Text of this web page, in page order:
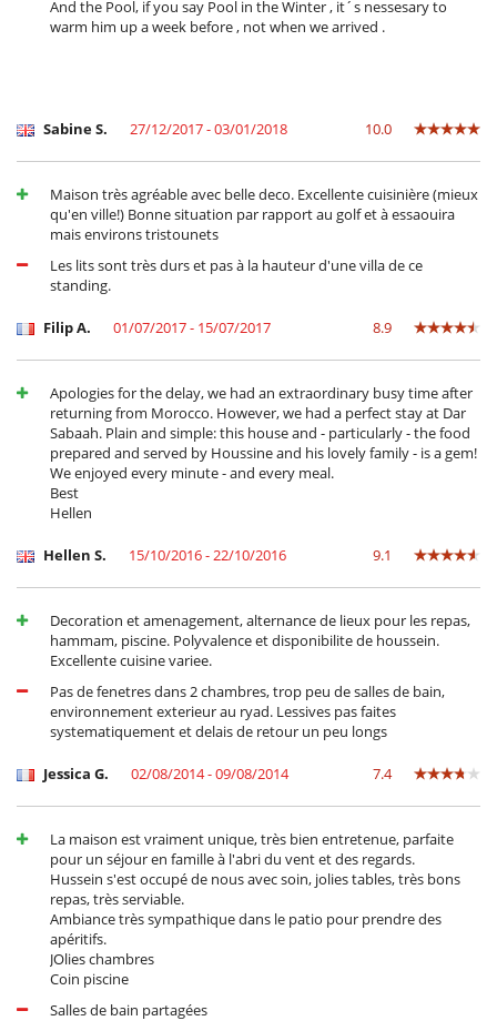
And the Pool, if you say Pool in the Winter , it´s nessesary to
warm him up a week before , not when we arrived .
Sabine S. 27/12/2017 - 03/01/2018 10.0
Maison très agréable avec belle deco. Excellente cuisinière (mieux
qu'en ville!) Bonne situation par rapport au golf et à essaouira
mais environs tristounets
Les lits sont très durs et pas à la hauteur d'une villa de ce
standing.
Filip A. 01/07/2017 - 15/07/2017 8.9
Apologies for the delay, we had an extraordinary busy time after
returning from Morocco. However, we had a perfect stay at Dar
Sabaah. Plain and simple: this house and - particularly - the food
prepared and served by Houssine and his lovely family - is a gem!
We enjoyed every minute - and every meal.
Best
Hellen
Hellen S. 15/10/2016 - 22/10/2016 9.1
Decoration et amenagement, alternance de lieux pour les repas,
hammam, piscine. Polyvalence et disponibilite de houssein.
Excellente cuisine variee.
Pas de fenetres dans 2 chambres, trop peu de salles de bain,
environnement exterieur au ryad. Lessives pas faites
systematiquement et delais de retour un peu longs
Jessica G. 02/08/2014 - 09/08/2014 7.4
La maison est vraiment unique, très bien entretenue, parfaite
pour un séjour en famille à l'abri du vent et des regards.
Hussein s'est occupé de nous avec soin, jolies tables, très bons
repas, très serviable.
Ambiance très sympathique dans le patio pour prendre des
apéritifs.
JOlies chambres
Coin piscine
Salles de bain partagées